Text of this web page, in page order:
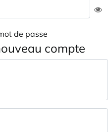
de passe
compte